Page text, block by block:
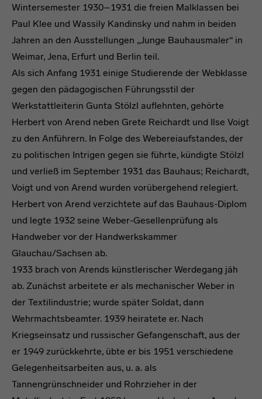
Wintersemester 1930–1931 die freien Malklassen bei
Paul Klee und Wassily Kandinsky und nahm in beiden
Jahren an den Ausstellungen „Junge Bauhausmaler“ in
Weimar, Jena, Erfurt und Berlin teil.
Als sich Anfang 1931 einige Studierende der Webklasse
gegen den pädagogischen Führungsstil der
Werkstattleiterin Gunta Stölzl auflehnten, gehörte
Herbert von Arend neben Grete Reichardt und Ilse Voigt
zu den Anführern. In Folge des Webereiaufstandes, der
zu politischen Intrigen gegen sie führte, kündigte Stölzl
und verließ im September 1931 das Bauhaus; Reichardt,
Voigt und von Arend wurden vorübergehend relegiert.
Herbert von Arend verzichtete auf das Bauhaus-Diplom
und legte 1932 seine Weber-Gesellenprüfung als
Handweber vor der Handwerkskammer
Glauchau/Sachsen ab.
1933 brach von Arends künstlerischer Werdegang jäh
ab. Zunächst arbeitete er als mechanischer Weber in
der Textilindustrie; wurde später Soldat, dann
Wehrmachtsbeamter. 1939 heiratete er. Nach
Kriegseinsatz und russischer Gefangenschaft, aus der
er 1949 zurückkehrte, übte er bis 1951 verschiedene
Gelegenheitsarbeiten aus, u. a. als
Tannengrünschneider und Rohrzieher in der